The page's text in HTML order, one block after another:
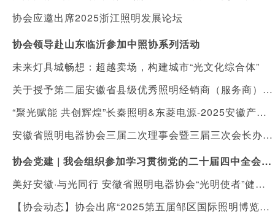
协会应邀出席2025浙江照明发展论坛
协会领导赴山东临沂参加中照协系列活动
未来灯具城畅想：超越卖场，构建城市“光文化综合体”
关于授予第二届安徽省县级优秀照明经销商（服务商）“健康照明守护人”称号暨落实表彰及扶持措施的通知
“聚光赋能 共创辉煌”长秦照明&东菱电源-2025安徽产品发布会在合肥举行
安徽省照明电器协会三届二次理事会暨三届三次会长办公会顺利召开
协会党建 | 我会组织参加学习贯彻党的二十届四中全会精神宣讲报告会
美好安徽·与光同行 安徽省照明电器协会“光明使者”健康照明进校园，向利辛县城北镇陈营村小学捐赠价值十万元护眼灯具
【协会动态】协会出席“2025第五届邹区国际照明博览会”开幕式